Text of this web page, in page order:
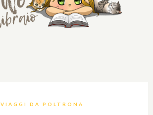
VIAGGI DA POLTRONA